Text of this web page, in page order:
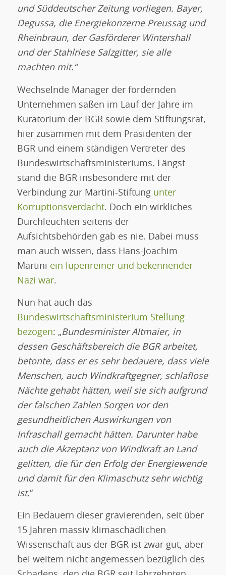
und Süddeutscher Zeitung vorliegen. Bayer,
Degussa, die Energiekonzerne Preussag und
Rheinbraun, der Gasförderer Wintershall
und der Stahlriese Salzgitter, sie alle
machten mit.“
Wechselnde Manager der fördernden
Unternehmen saßen im Lauf der Jahre im
Kuratorium der BGR sowie dem Stiftungsrat,
hier zusammen mit dem Präsidenten der
BGR und einem ständigen Vertreter des
Bundeswirtschaftsministeriums.
Längst
stand die BGR insbesondere mit der
Verbindung zur Martini-Stiftung unter
Korruptionsverdacht. Doch ein wirkliches
Durchleuchten seitens der
Aufsichtsbehörden gab es nie. Dabei muss
man auch wissen, dass Hans-Joachim
Martini ein lupenreiner und bekennender
Nazi war.
Nun hat auch das
Bundeswirtschaftsministerium Stellung
bezogen: „Bundesminister Altmaier, in
dessen Geschäftsbereich die BGR arbeitet,
betonte, dass er es sehr bedauere, dass viele
Menschen, auch Windkraftgegner, schlaflose
Nächte gehabt hätten, weil sie sich aufgrund
der falschen Zahlen Sorgen vor den
gesundheitlichen Auswirkungen von
Infraschall gemacht hätten. Darunter habe
auch die Akzeptanz von Windkraft an Land
gelitten, die für den Erfolg der Energiewende
und damit für den Klimaschutz sehr wichtig
ist.“
Ein Bedauern dieser gravierenden, seit über
15 Jahren massiv klimaschädlichen
Wissenschaft aus der BGR ist zwar gut, aber
bei weitem nicht angemessen bezüglich des